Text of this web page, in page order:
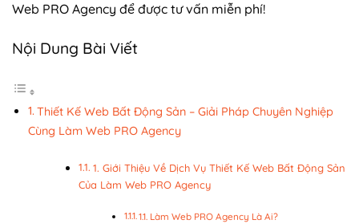
Web PRO Agency để được tư vấn miễn phí!
Nội Dung Bài Viết
Thiết Kế Web Bất Động Sản – Giải Pháp Chuyên Nghiệp
Cùng Làm Web PRO Agency
1. Giới Thiệu Về Dịch Vụ Thiết Kế Web Bất Động Sản
Của Làm Web PRO Agency
1.1. Làm Web PRO Agency Là Ai?